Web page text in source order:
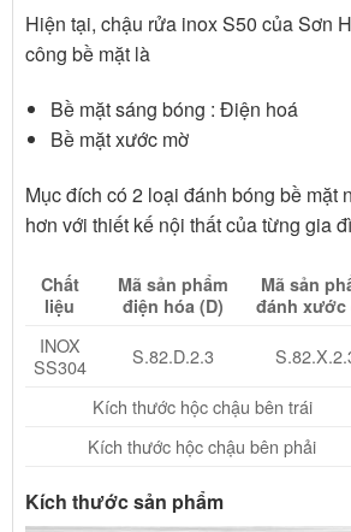
Hiện tại, chậu rửa inox S50 của Sơn
công bề mặt là
Bề mặt sáng bóng : Điện hoá
Bề mặt xước mờ
Mục đích có 2 loại đánh bóng bề mặt
hơn với thiết kế nội thất của từng gia
Chất
liệu
Mã sản phẩm
điện hóa (D)
Mã sản
đánh xước
INOX
SS304
S.82.D.2.3
Kích thước hộc chậu bên trái
Kích thước hộc chậu bên phải
Kích thước sản phẩm